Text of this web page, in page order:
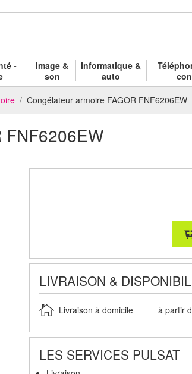
-
Image &
son
Informatique &
auto
Congélateur armoire FAGOR FNF6206EW
FNF6206EW
LIVRAISON &
Livraison à domicile à partir
LES SERVICES PULSAT